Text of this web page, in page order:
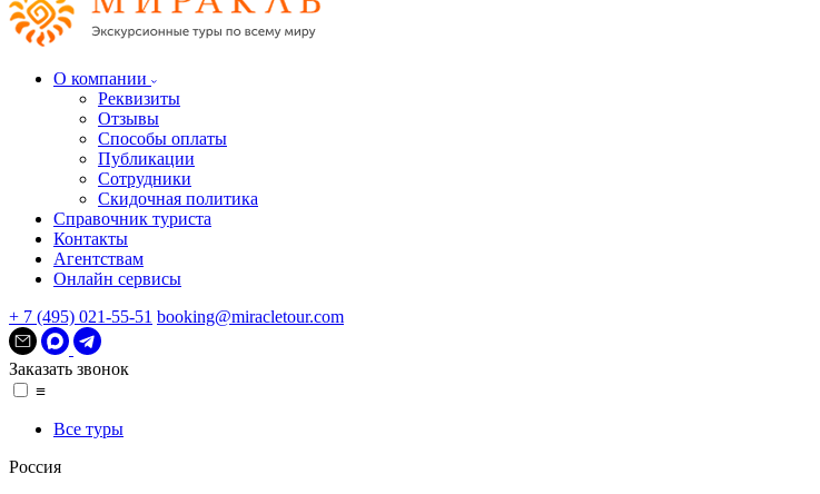
О компании
Реквизиты
Отзывы
Способы оплаты
Публикации
Сотрудники
Скидочная политика
Справочник туриста
Контакты
Агентствам
Онлайн сервисы
+ 7 (495) 021-55-51 booking@miracletour.com
Заказать звонок
≡
Все туры
Россия